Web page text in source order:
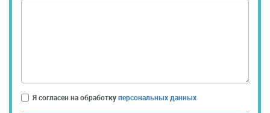
Я согласен на обработкуперсональных данных